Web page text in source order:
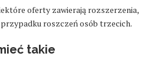
oferty zawierają rozszerzenia,
roszczeń osób trzecich.
takie